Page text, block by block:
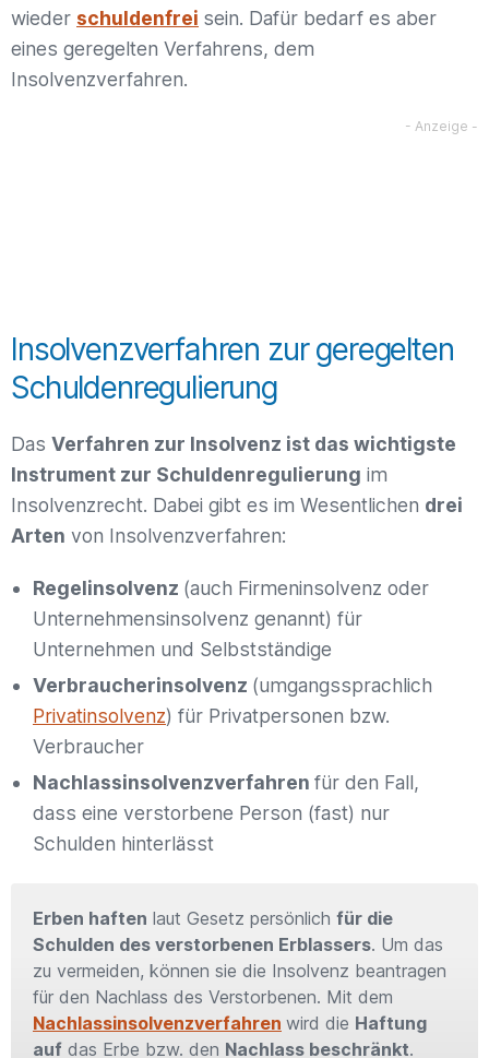
wieder schuldenfrei sein. Dafür bedarf es aber
eines geregelten Verfahrens, dem
Insolvenzverfahren.
Insolvenzverfahren zur geregelten
Schuldenregulierung
Das Verfahren zur Insolvenz ist das wichtigste
Instrument zur Schuldenregulierung im
Insolvenzrecht. Dabei gibt es im Wesentlichen drei
Arten von Insolvenzverfahren:
Regelinsolvenz (auch Firmeninsolvenz oder
Unternehmensinsolvenz genannt) für
Unternehmen und Selbstständige
Verbraucherinsolvenz (umgangssprachlich
Privatinsolvenz) für Privatpersonen bzw.
Verbraucher
Nachlassinsolvenzverfahren für den Fall,
dass eine verstorbene Person (fast) nur
Schulden hinterlässt
Erben haften laut Gesetz persönlich für die
Schulden des verstorbenen Erblassers. Um das
zu vermeiden, können sie die Insolvenz beantragen
für den Nachlass des Verstorbenen. Mit dem
Nachlassinsolvenzverfahren wird die Haftung
auf das Erbe bzw. den Nachlass beschränkt.